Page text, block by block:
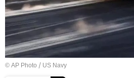
© AP Photo / US Navy